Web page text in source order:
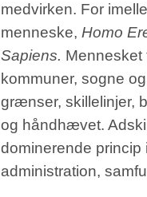
medvirken. For
menneske, Homo
Sapiens. Mennesket
kommuner, sogne
grænser, skillelinjer,
og håndhævet.
dominerende princip
administration,